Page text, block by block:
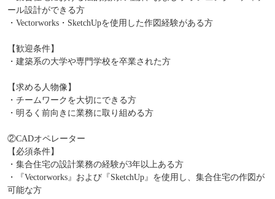
ール設計ができる方
・Vectorworks・SketchUpを使用した作図経験がある方
【歓迎条件】
・建築系の大学や専門学校を卒業された方
【求める人物像】
・チームワークを大切にできる方
・明るく前向きに業務に取り組める方
②CADオペレーター
【必須条件】
・集合住宅の設計業務の経験が3年以上ある方
・『Vectorworks』および『SketchUp』を使用し、集合住宅の作図が
可能な方